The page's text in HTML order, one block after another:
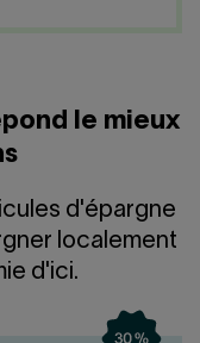
le mieux
d'épargne
localement
d'ici.